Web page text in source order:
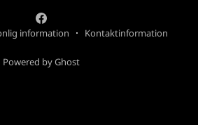
information Kontaktinformation
Powered by Ghost